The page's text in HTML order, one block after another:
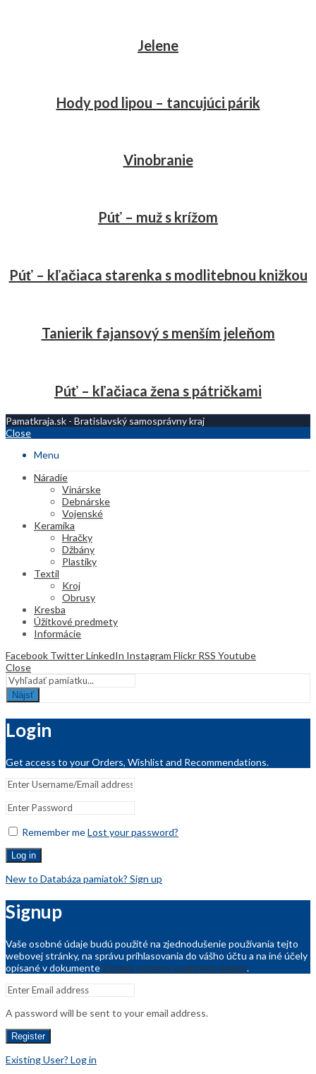
Jelene
Hody pod lipou – tancujúci párik
Vinobranie
Púť – muž s krížom
Púť – kľačiaca starenka s modlitebnou knižkou
Tanierik fajansový s menším jeleňom
Púť – kľačiaca žena s pátričkami
Pamatkraja.sk - Bratislavský samosprávny kraj
Close
Menu
Náradie
Vinárske
Debnárske
Vojenské
Keramika
Hračky
Džbány
Plastiky
Textil
Kroj
Obrusy
Kresba
Úžitkové predmety
Informácie
Facebook TwitterLinkedIn Instagram Flickr RSS Youtube
Close
Nájsť
Login
Get access to your Orders, Wishlist and Recommendations.
Remember meLost your password?
Log in
New to Databáza pamiatok? Sign up
Signup
Vaše osobné údaje budú použité na zjednodušenie používania tejto
webovej stránky, na správu prihlasovania do vášho účtu a na iné účely
opísané v dokumente Zásady ochrany osobných údajov.
A password will be sent to your email address.
Register
Existing User? Log in